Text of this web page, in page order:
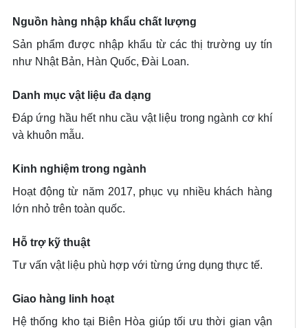
Nguồn hàng nhập khẩu chất lượng
Sản phẩm được nhập khẩu từ các thị trường uy tín
như Nhật Bản, Hàn Quốc, Đài Loan.
Danh mục vật liệu đa dạng
Đáp ứng hầu hết nhu cầu vật liệu trong ngành cơ khí
và khuôn mẫu.
Kinh nghiệm trong ngành
Hoạt động từ năm 2017, phục vụ nhiều khách hàng
lớn nhỏ trên toàn quốc.
Hỗ trợ kỹ thuật
Tư vấn vật liệu phù hợp với từng ứng dụng thực tế.
Giao hàng linh hoạt
Hệ thống kho tại Biên Hòa giúp tối ưu thời gian vận